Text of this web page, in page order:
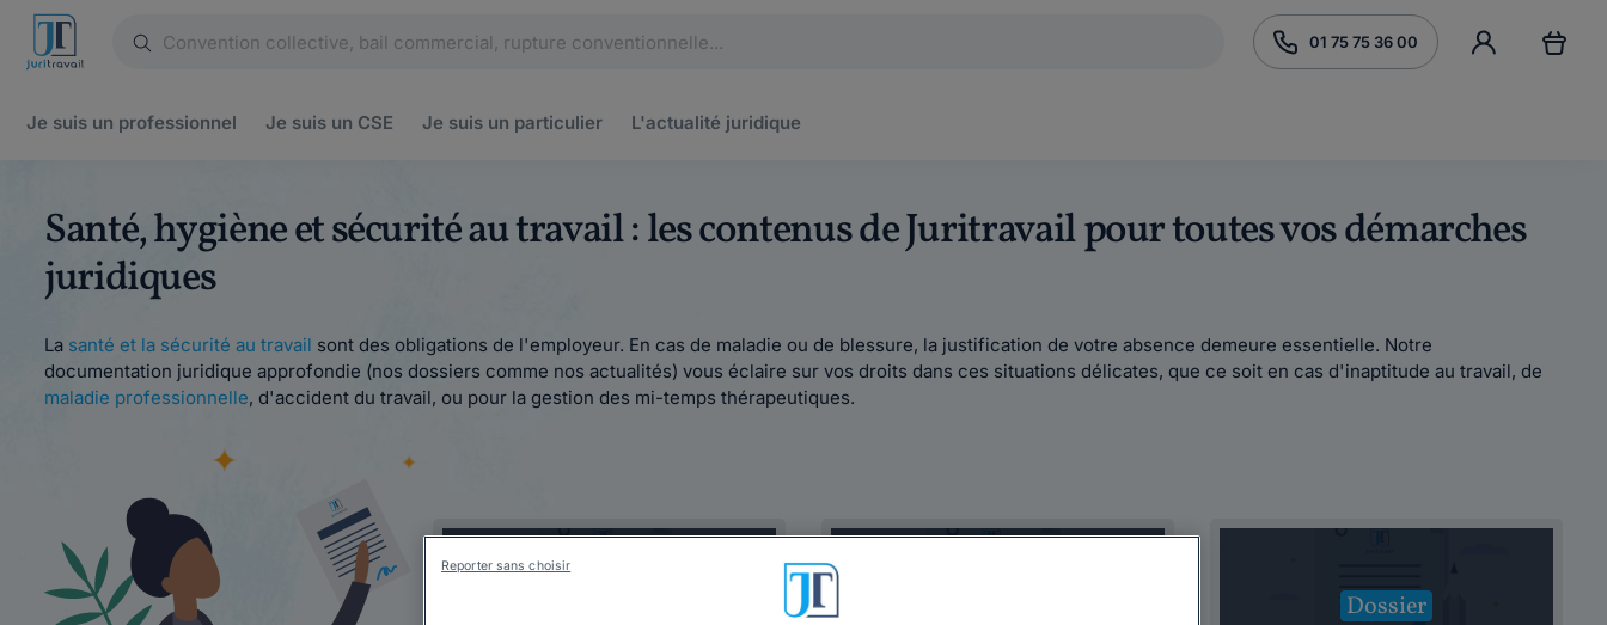
01 75 75 36 00
Je suis un professionnel Je suis un CSE Je suis un particulier L'actualité juridique
Santé, hygiène et sécurité au travail : les contenus de Juritravail pour toutes vos démarches
juridiques
La santé et la sécurité au travail sont des obligations de l'employeur. En cas de maladie ou de blessure, la justification de votre absence demeure essentielle. Notre
documentation juridique approfondie (nos dossiers comme nos actualités) vous éclaire sur vos droits dans ces situations délicates, que ce soit en cas d'inaptitude au travail, de
maladie professionnelle, d'accident du travail, ou pour la gestion des mi-temps thérapeutiques.
Dossier
Reporter sans choisir